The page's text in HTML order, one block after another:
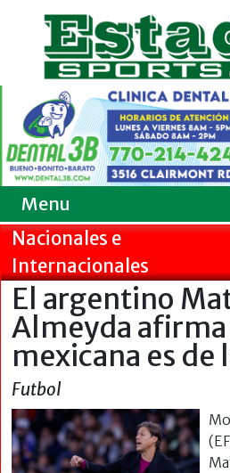
Menu
Nacionales e
Internacionales
El argentino
Almeyda afirma
mexicana es de
Futbol